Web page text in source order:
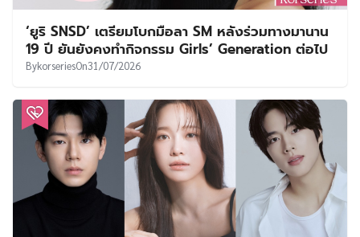
‘ยูริ SNSD’ เตรียมโบกมือลา SM หลังร่วมทางมานาน
19 ปี ยันยังคงทำกิจกรรม Girls’ Generation ต่อไป
BykorseriesOn31/07/2026